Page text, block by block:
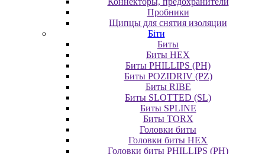
Пробники
Щипцы для снятия изоляции
Біти
Биты
Биты HEX
Биты PHILLIPS (PH)
Биты POZIDRIV (PZ)
Биты RIBE
Биты SLOTTED (SL)
Биты SPLINE
Биты TORX
Головки биты
Головки биты HEX
Головки биты PHILLIPS (PH)